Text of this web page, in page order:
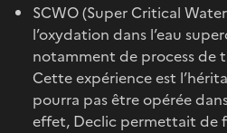
SCWO (Super Critical
l’oxydation dans l’eau
notamment de process de
Cette expérience est
pourra pas être opérée
effet, Declic permettait de